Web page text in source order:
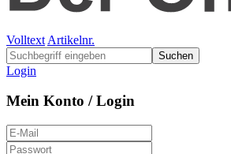
Volltext Artikelnr.
Suchen
Login
Mein Konto / Login